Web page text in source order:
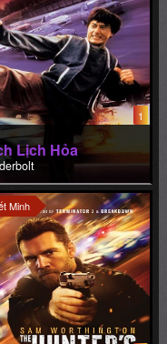
1
Lịch Hỏa
Minh